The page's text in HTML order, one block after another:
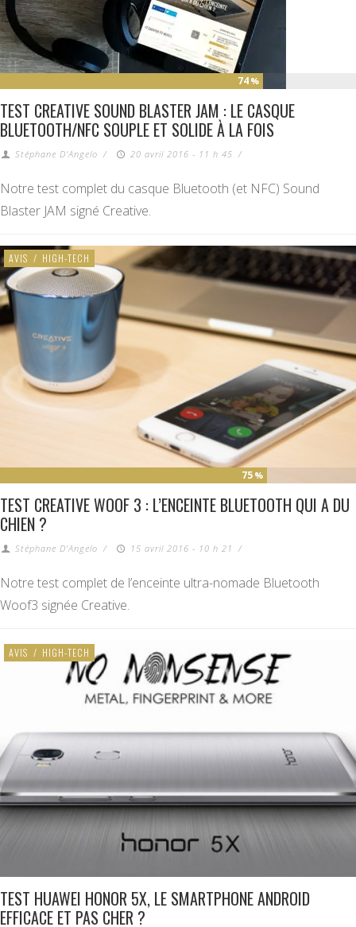
74 %
TEST CREATIVE SOUND BLASTER JAM : LE CASQUE
BLUETOOTH/NFC SOUPLE ET SOLIDE À LA FOIS
Stéphane D'Angelo / 20 avril 2016 - 11 h 45 /
Notre test complet du casque Bluetooth (et NFC) Sound
Blaster JAM signé Creative.
75 %
AVIS / HIGH-TECH
TEST CREATIVE WOOF 3 : L’ENCEINTE BLUETOOTH QUI A DU
CHIEN ?
Stéphane D'Angelo / 15 avril 2016 - 10 h 21 /
Notre test complet de l’enceinte ultra-nomade Bluetooth
Woof3 signée Creative.
AVIS / HIGH-TECH
TEST HUAWEI HONOR 5X, LE SMARTPHONE ANDROID
EFFICACE ET PAS CHER ?